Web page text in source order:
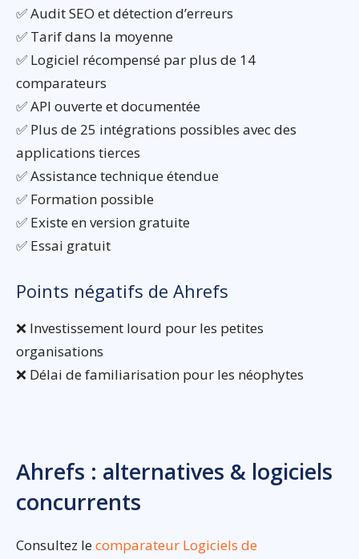
✅ Audit SEO et détection d’erreurs
✅ Tarif dans la moyenne
✅ Logiciel récompensé par plus de 14
comparateurs
✅ API ouverte et documentée
✅ Plus de 25 intégrations possibles avec des
applications tierces
✅ Assistance technique étendue
✅ Formation possible
✅ Existe en version gratuite
✅ Essai gratuit
Points négatifs de Ahrefs
❌ Investissement lourd pour les petites
organisations
❌ Délai de familiarisation pour les néophytes
Ahrefs : alternatives & logiciels
concurrents
Consultez lecomparateur Logiciels de